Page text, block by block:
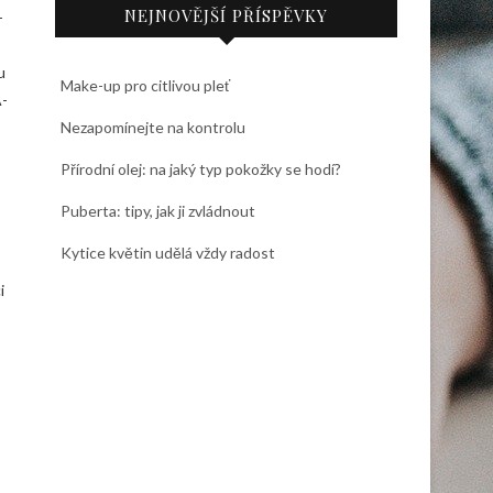
NEJNOVĚJŠÍ PŘÍSPĚVKY
Make-up pro citlivou pleť
Nezapomínejte na kontrolu
Přírodní olej: na jaký typ pokožky se hodí?
Puberta: tipy, jak ji zvládnout
Kytice květin udělá vždy radost